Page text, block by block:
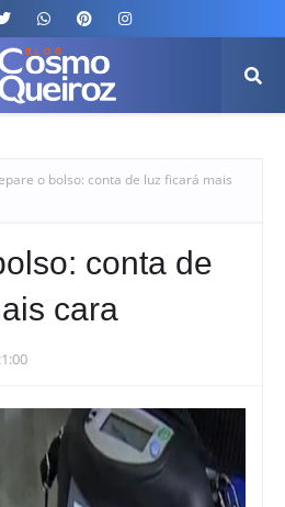
o bolso: conta de luz ficará mais
conta de
cara